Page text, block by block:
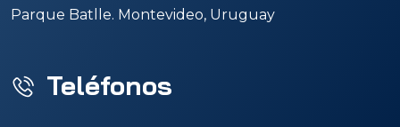
Parque Batlle. Montevideo, Uruguay
Teléfonos